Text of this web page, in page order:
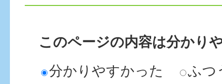
このページの内容は分かり
分かりやすかった
ふつ